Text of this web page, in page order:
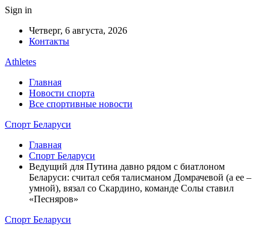
Sign in
Четверг, 6 августа, 2026
Контакты
Athletes
Главная
Новости спорта
Все спортивные новости
Спорт Беларуси
Главная
Спорт Беларуси
Ведущий для Путина давно рядом с биатлоном
Беларуси: считал себя талисманом Домрачевой (а ее –
умной), вязал со Скардино, команде Солы ставил
«Песняров»
Спорт Беларуси